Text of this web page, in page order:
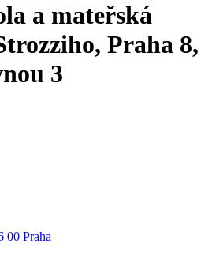
a mateřská
Praha 8,
3
00 Praha